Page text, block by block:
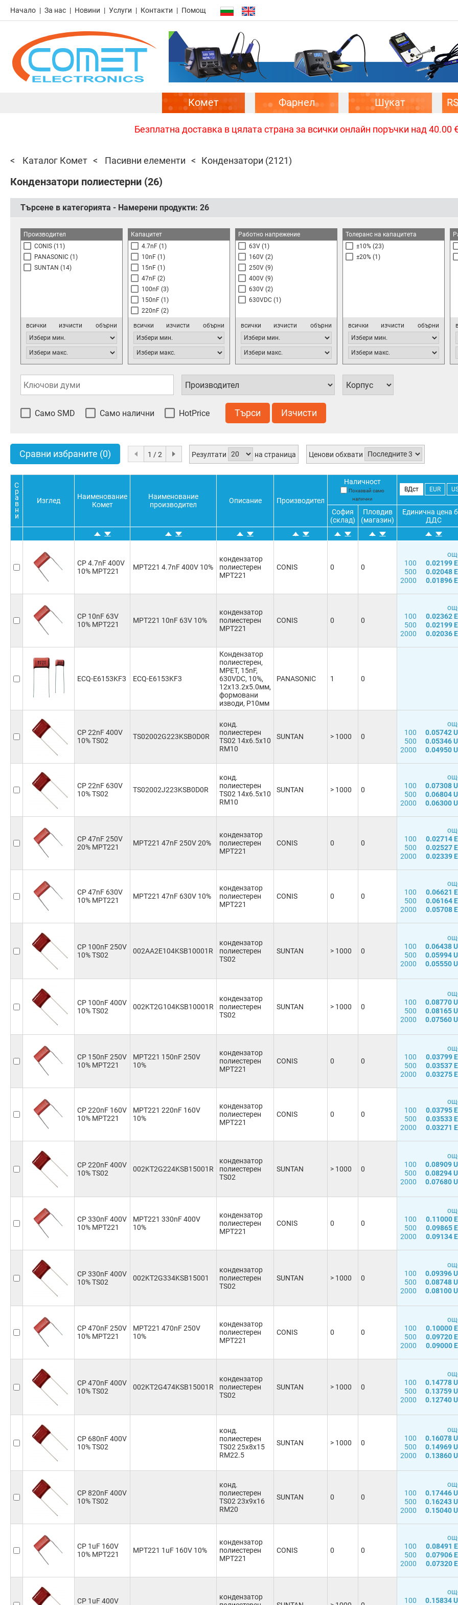
Начало За нас Новини Услуги Контакти Помощ
Комет Фарнел Шукат
Безплатна доставка в цялата страна за всички онлайн поръчки над
Каталог Комет Пасивни елементи Кондензатори (2121)
Кондензатори полиестерни (26)
Търсене в категорията - Намерени продукти: 26
Производител
CONIS (11)
PANASONIC (1)
SUNTAN (14)
всички изчисти обърни
Капацитет
4.7nF (1)
10nF (1)
15nF (1)
47nF (2)
100nF (3)
150nF (1)
220nF (2)
470nF (2)
680nF (1)
820nF (1)
1.0uF (2)
1.2uF (1)
2.2uF (3)
всички изчисти обърни
Работно напрежение
63V (1)
160V (2)
250V (9)
400V (9)
630V (2)
630VDC (1)
всички изчисти обърни
Толеранс на капацитета
±10% (23)
±20% (1)
всички изчисти обърни
Само SMD Само налични HotPrice Търси Изчисти
Сравни избраните (0) 1 / 2 Резултати на страница Ценови обхвати
С
р
а
в
н
и
Изглед
Наименование
Комет
Наименование
производител
Описание Производител
Наличност
Показвай само
налични
ВДст EUR
София
(склад)
Пловдив
(магазин)
Единична цена
ДДС
CP 4.7nF 400V
10% MPT221
MPT221 4.7nF 400V 10%
кондензатор
полиестерен
MPT221
CONIS 0 0
100
0.02199
500
0.02048
2000
0.01896
CP 10nF 63V
10% MPT221
MPT221 10nF 63V 10%
кондензатор
полиестерен
MPT221
CONIS 0 0
100
0.02362
500
0.02199
2000
0.02036
ECQ-E6153KF3 ECQ-E6153KF3
Кондензатор
полиестерен,
MPET, 15nF,
630VDC, 10%,
12x13.2x5.0мм,
формовани
изводи, P10мм
PANASONIC 1 0
CP 22nF 400V
10% TS02
TS02002G223KSB0D0R
конд.
полиестерен
TS02 14x6.5x10
RM10
SUNTAN > 1000 0
100
0.05742
500
0.05346
2000
0.04950
CP 22nF 630V
10% TS02
TS02002J223KSB0D0R
конд.
полиестерен
TS02 14x6.5x10
RM10
SUNTAN > 1000 0
100
0.07308
500
0.06804
2000
0.06300
CP 47nF 250V
20% MPT221
MPT221 47nF 250V 20%
кондензатор
полиестерен
MPT221
CONIS 0 0
100
0.02714
500
0.02527
2000
0.02339
CP 47nF 630V
10% MPT221
MPT221 47nF 630V 10%
кондензатор
полиестерен
MPT221
CONIS 0 0
100
0.06621
500
0.06164
2000
0.05708
CP 100nF 250V
10% TS02
002AA2E104KSB10001R
кондензатор
полиестерен
TS02
SUNTAN > 1000 0
100
0.06438
500
0.05994
2000
0.05550
CP 100nF 400V
10% TS02
002KT2G104KSB10001R
кондензатор
полиестерен
TS02
SUNTAN > 1000 0
100
0.08770
500
0.08165
2000
0.07560
CP 150nF 250V
10% MPT221
MPT221 150nF 250V
10%
кондензатор
полиестерен
MPT221
CONIS 0 0
100
0.03799
500
0.03537
2000
0.03275
CP 220nF 160V
10% MPT221
MPT221 220nF 160V
10%
кондензатор
полиестерен
MPT221
CONIS 0 0
100
0.03795
500
0.03533
2000
0.03271
CP 220nF 400V
10% TS02
002KT2G224KSB15001R
кондензатор
полиестерен
TS02
SUNTAN > 1000 0
100
0.08909
500
0.08294
2000
0.07680
CP 330nF 400V
10% MPT221
MPT221 330nF 400V
10%
кондензатор
полиестерен
MPT221
CONIS 0 0
100
0.11000
500
0.09865
2000
0.09134
CP 330nF 400V
10% TS02
002KT2G334KSB15001
кондензатор
полиестерен
TS02
SUNTAN > 1000 0
100
0.09396
500
0.08748
2000
0.08100
CP 470nF 250V
10% MPT221
MPT221 470nF 250V
10%
кондензатор
полиестерен
MPT221
CONIS 0 0
100
0.10000
500
0.09720
2000
0.09000
CP 470nF 400V
10% TS02
002KT2G474KSB15001R
кондензатор
полиестерен
TS02
SUNTAN > 1000 0
100
0.14778
500
0.13759
2000
0.12740
CP 680nF 400V
10% TS02
конд.
полиестерен
TS02 25x8x15
RM22.5
SUNTAN > 1000 0
100
0.16078
500
0.14969
2000
0.13860
CP 820nF 400V
10% TS02
конд.
полиестерен
TS02 23x9x16
RM20
SUNTAN 0 0
100
0.17446
500
0.16243
2000
0.15040
CP 1uF 160V
10% MPT221
MPT221 1uF 160V 10%
кондензатор
полиестерен
MPT221
CONIS 0 0
100
0.08491
500
0.07906
2000
0.07320
CP 1uF 400V
кондензатор
100
0.15834